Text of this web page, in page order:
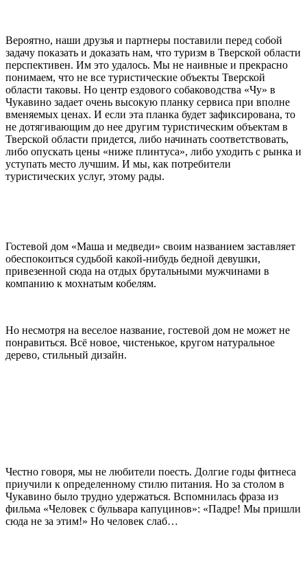
Вероятно, наши друзья и партнеры поставили перед собой
задачу показать и доказать нам, что туризм в Тверской области
перспективен. Им это удалось. Мы не наивные и прекрасно
понимаем, что не все туристические объекты Тверской
области таковы. Но центр ездового собаководства «Чу» в
Чукавино задает очень высокую планку сервиса при вполне
вменяемых ценах. И если эта планка будет зафиксирована, то
не дотягивающим до нее другим туристическим объектам в
Тверской области придется, либо начинать соответствовать,
либо опускать цены «ниже плинтуса», либо уходить с рынка и
уступать место лучшим. И мы, как потребители
туристических услуг, этому рады.
Гостевой дом «Маша и медведи» своим названием заставляет
обеспокоиться судьбой какой-нибудь бедной девушки,
привезенной сюда на отдых брутальными мужчинами в
компанию к мохнатым кобелям.
Но несмотря на веселое название, гостевой дом не может не
понравиться. Всё новое, чистенькое, кругом натуральное
дерево, стильный дизайн.
Честно говоря, мы не любители поесть. Долгие годы фитнеса
приучили к определенному стилю питания. Но за столом в
Чукавино было трудно удержаться. Вспомнилась фраза из
фильма «Человек с бульвара капуцинов»: «Падре! Мы пришли
сюда не за этим!» Но человек слаб…